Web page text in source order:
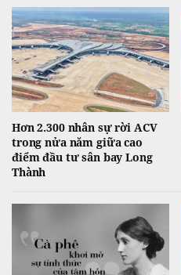
Hơn 2.300 nhân sự rời ACV
trong nửa năm giữa cao
điểm đầu tư sân bay Long
Thành